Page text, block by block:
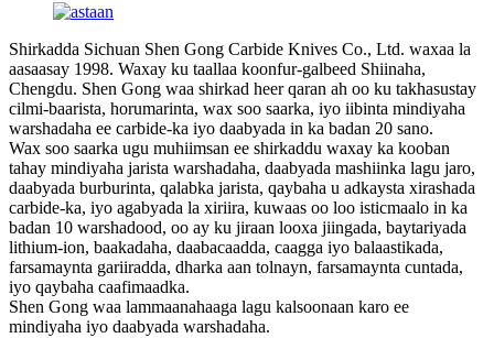
Shirkadda Sichuan Shen Gong Carbide Knives Co., Ltd. waxaa la
aasaasay 1998. Waxay ku taallaa koonfur-galbeed Shiinaha,
Chengdu. Shen Gong waa shirkad heer qaran ah oo ku takhasustay
cilmi-baarista, horumarinta, wax soo saarka, iyo iibinta mindiyaha
warshadaha ee carbide-ka iyo daabyada in ka badan 20 sano.
Wax soo saarka ugu muhiimsan ee shirkaddu waxay ka kooban
tahay mindiyaha jarista warshadaha, daabyada mashiinka lagu jaro,
daabyada burburinta, qalabka jarista, qaybaha u adkaysta xirashada
carbide-ka, iyo agabyada la xiriira, kuwaas oo loo isticmaalo in ka
badan 10 warshadood, oo ay ku jiraan looxa jiingada, baytariyada
lithium-ion, baakadaha, daabacaadda, caagga iyo balaastikada,
farsamaynta gariiradda, dharka aan tolnayn, farsamaynta cuntada,
iyo qaybaha caafimaadka.
Shen Gong waa lammaanahaaga lagu kalsoonaan karo ee
mindiyaha iyo daabyada warshadaha.